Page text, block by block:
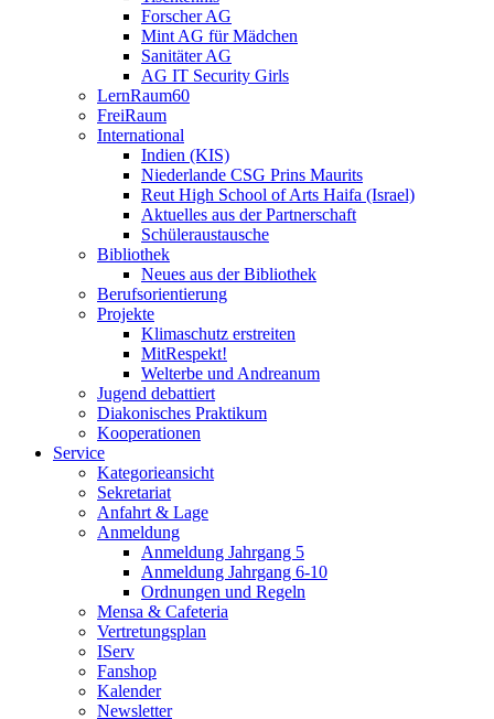
Forscher AG
Mint AG für Mädchen
Sanitäter AG
AG IT Security Girls
LernRaum60
FreiRaum
International
Indien (KIS)
Niederlande CSG Prins Maurits
Reut High School of Arts Haifa (Israel)
Aktuelles aus der Partnerschaft
Schüleraustausche
Bibliothek
Neues aus der Bibliothek
Berufsorientierung
Projekte
Klimaschutz erstreiten
MitRespekt!
Welterbe und Andreanum
Jugend debattiert
Diakonisches Praktikum
Kooperationen
Service
Kategorieansicht
Sekretariat
Anfahrt & Lage
Anmeldung
Anmeldung Jahrgang 5
Anmeldung Jahrgang 6-10
Ordnungen und Regeln
Mensa & Cafeteria
Vertretungsplan
IServ
Fanshop
Kalender
Newsletter